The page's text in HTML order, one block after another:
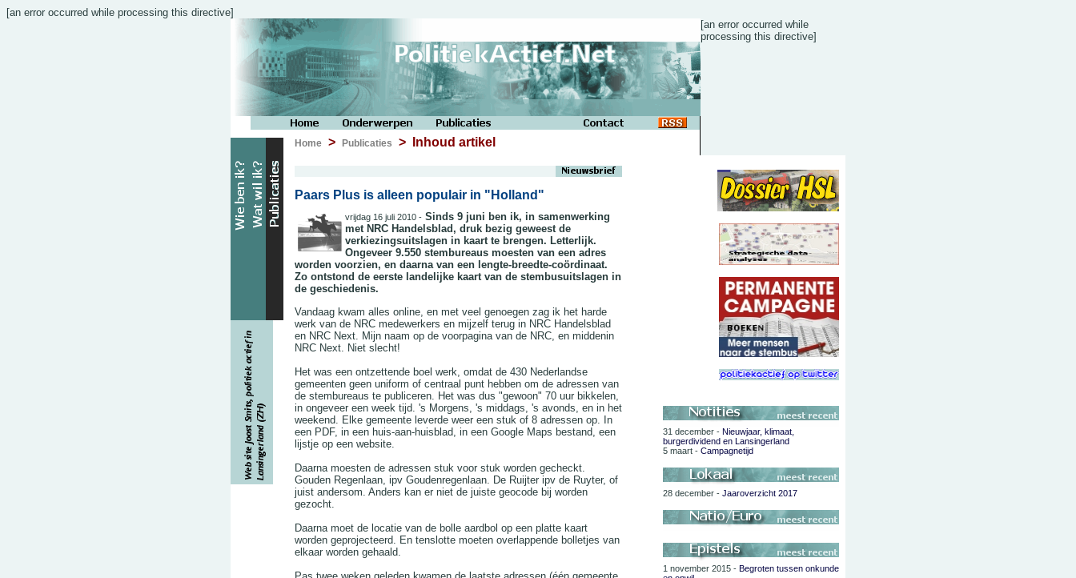
[an error occurred while processing this directive]
[an error occurred while
processing this directive]
Home > Publicaties > Inhoud artikel
Paars Plus is alleen populair in "Holland"
vrijdag 16 juli 2010 - Sinds 9 juni ben ik, in samenwerking
met NRC Handelsblad, druk bezig geweest de
verkiezingsuitslagen in kaart te brengen. Letterlijk.
Ongeveer 9.550 stembureaus moesten van een adres
worden voorzien, en daarna van een lengte-breedte-coördinaat.
Zo ontstond de eerste landelijke kaart van de stembusuitslagen in
de geschiedenis.
Vandaag kwam alles online, en met veel genoegen zag ik het harde
werk van de NRC medewerkers en mijzelf terug in NRC Handelsblad
en NRC Next. Mijn naam op de voorpagina van de NRC, en middenin
NRC Next. Niet slecht!
Het was een ontzettende boel werk, omdat de 430 Nederlandse
gemeenten geen uniform of centraal punt hebben om de adressen van
de stembureaus te publiceren. Het was dus "gewoon" 70 uur bikkelen,
in ongeveer een week tijd. 's Morgens, 's middags, 's avonds, en in het
weekend. Elke gemeente leverde weer een stuk of 8 adressen op. In
een PDF, in een huis-aan-huisblad, in een Google Maps bestand, een
lijstje op een website.
Daarna moesten de adressen stuk voor stuk worden gecheckt.
Gouden Regenlaan, ipv Goudenregenlaan. De Ruijter ipv de Ruyter, of
juist andersom. Anders kan er niet de juiste geocode bij worden
gezocht.
Daarna moet de locatie van de bolle aardbol op een platte kaart
worden geprojecteerd. En tenslotte moeten overlappende bolletjes van
elkaar worden gehaald.
31 december - Nieuwjaar, klimaat,
burgerdividend en Lansingerland
5 maart - Campagnetijd
28 december - Jaaroverzicht 2017
1 november 2015 - Begroten tussen onkunde